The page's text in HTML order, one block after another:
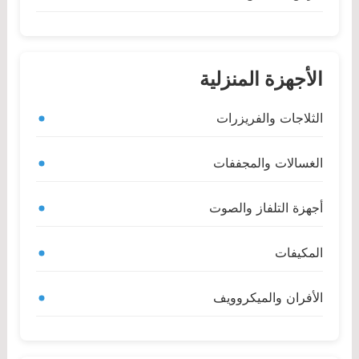
الأجهزة المنزلية
الثلاجات والفريزرات
الغسالات والمجففات
أجهزة التلفاز والصوت
المكيفات
الأفران والميكروويف